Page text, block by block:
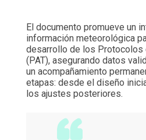
El documento promueve un
información meteorológica
desarrollo de los Protocolos
(PAT), asegurando datos
un acompañamiento
etapas: desde el diseño
los ajustes posteriores.